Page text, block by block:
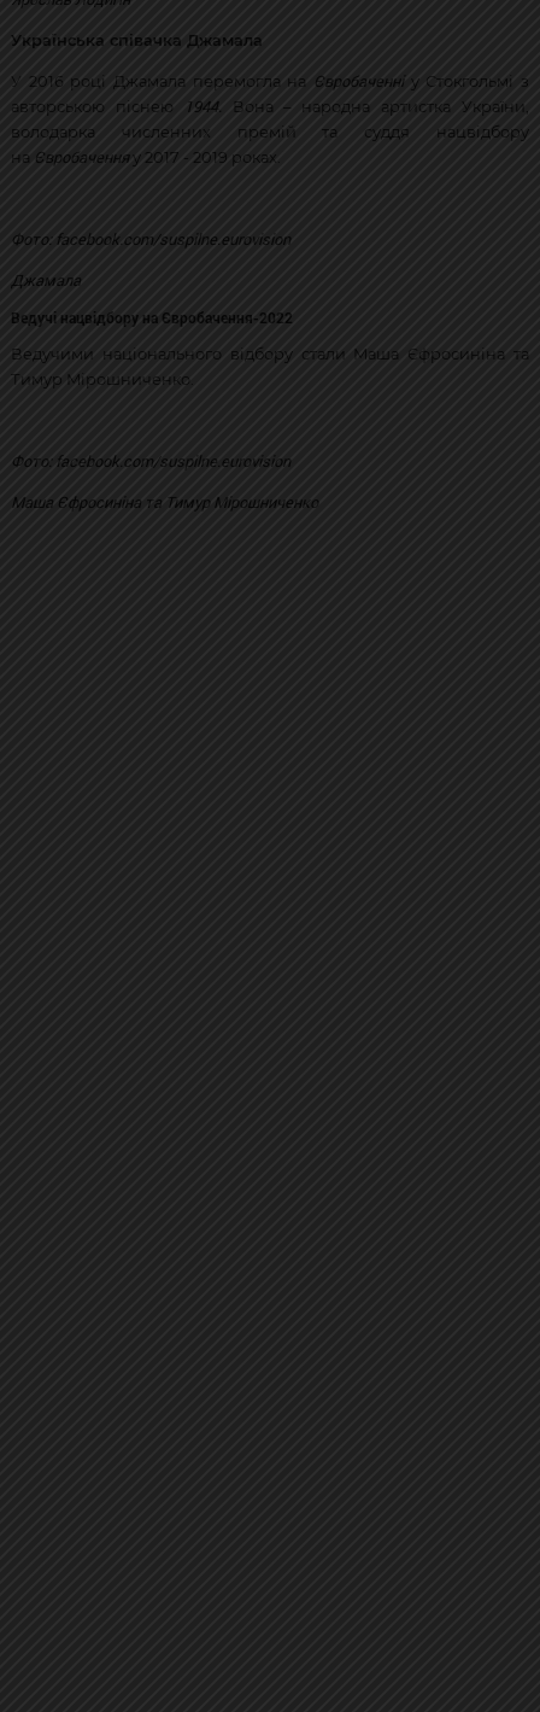
Українська співачка Джамала
У 2016 році Джамала перемогла на Євробаченні у Стокгольмі з
авторською піснею
1944.
Вона – народна артистка України,
володарка численних премій та суддя нацвідбору
на Євробаченняу 2017 - 2019 роках.
Фото: facebook.com/suspilne.eurovision
Джамала
Ведучі нацвідбору на Євробачення-2022
Ведучими національного відбору стали Маша Єфросиніна та
Тимур Мірошниченко.
Фото: facebook.com/suspilne.eurovision
Маша Єфросиніна та Тимур Мірошниченко